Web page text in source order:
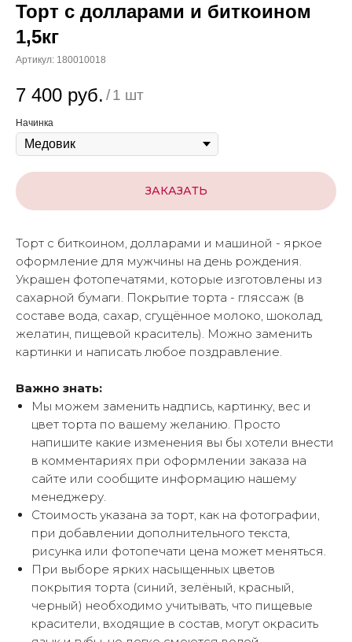
Торт с долларами и биткоином
1,5кг
Артикул: 180010018
7 400 руб. /1 шт
Начинка
ЗАКАЗАТЬ
Торт с биткоином, долларами и машиной - яркое
оформление для мужчины на день рождения.
Украшен фотопечатями, которые изготовлены из
сахарной бумаги. Покрытие торта - гляссаж (в
составе вода, сахар, сгущённое молоко, шоколад,
желатин, пищевой краситель). Можно заменить
картинки и написать любое поздравление.
Важно знать:
Мы можем заменить надпись, картинку, вес и
цвет торта по вашему желанию. Просто
напишите какие изменения вы бы хотели внести
в комментариях при оформлении заказа на
сайте или сообщите информацию нашему
менеджеру.
Стоимость указана за торт, как на фотографии,
при добавлении дополнительного текста,
рисунка или фотопечати цена может меняться.
При выборе ярких насыщенных цветов
покрытия торта (синий, зелёный, красный,
черный) необходимо учитывать, что пищевые
красители, входящие в состав, могут окрасить